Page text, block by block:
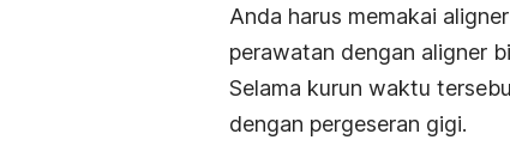
Anda harus memakai aligner
perawatan dengan aligner
Selama kurun waktu
dengan pergeseran gigi.